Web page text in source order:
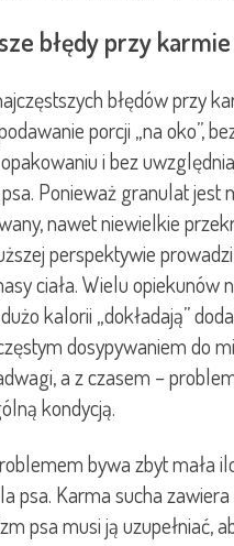
błędy przy
błędów przy
porcji „na oko”,
i bez
Ponieważ granulat jest
nawet niewielkie
perspektywie
ciała. Wielu opiekunów
kalorii „dokładają”
dosypywaniem do
a z czasem –
kondycją.
bywa zbyt mała
psa. Karma sucha
psa musi ją uzupełniać,